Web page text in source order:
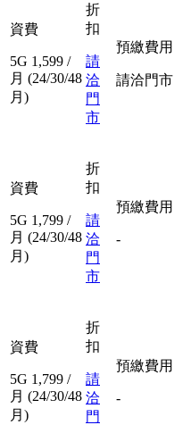
資費
5G 1,599 /
月 (24/30/48
月)
折
扣
請
洽
門
市
預繳費用
請洽門市
資費
5G 1,799 /
月 (24/30/48
月)
折
扣
請
洽
門
市
預繳費用
-
資費
5G 1,799 /
月 (24/30/48
月)
折
扣
請
洽
門
預繳費用
-